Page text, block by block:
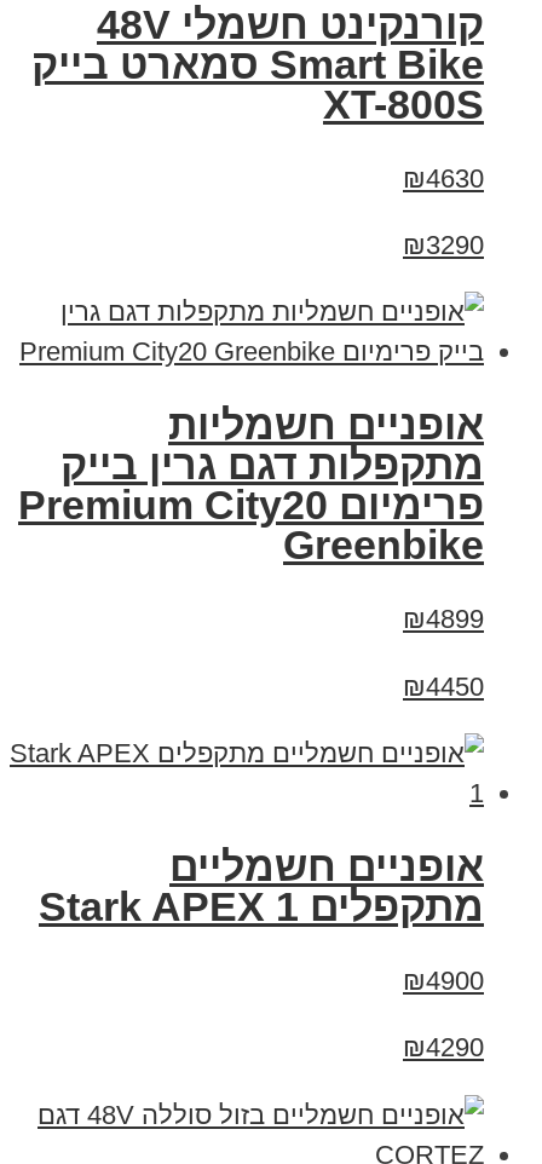
קורנקינט חשמלי 48V
Smart Bike סמארט בייק
XT-800S
₪4630
₪3290
אופניים חשמליות
מתקפלות דגם גרין בייק
פרימיום Premium City20
Greenbike
₪4899
₪4450
‏אופניים חשמליים
‏מתקפלים Stark APEX 1
₪4900
₪4290